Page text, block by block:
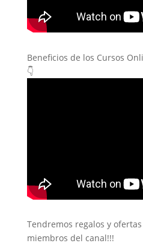
Beneficios de los Cursos
👇
Tendremos regalos y
miembros del canal!!!